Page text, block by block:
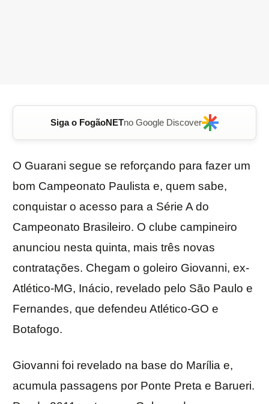
Siga o FogãoNETno Google Discover
O Guarani segue se reforçando para fazer um
bom Campeonato Paulista e, quem sabe,
conquistar o acesso para a Série A do
Campeonato Brasileiro. O clube campineiro
anunciou nesta quinta, mais três novas
contratações. Chegam o goleiro Giovanni, ex-
Atlético-MG, Inácio, revelado pelo São Paulo e
Fernandes, que defendeu Atlético-GO e
Botafogo.
Giovanni foi revelado na base do Marília e,
acumula passagens por Ponte Preta e Barueri.